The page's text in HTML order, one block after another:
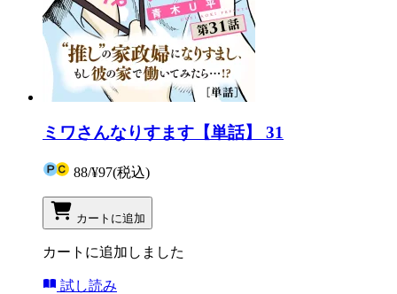
ミワさんなりすます【単話】 31
88/¥97(税込)
カートに追加
カートに追加しました
試し読み